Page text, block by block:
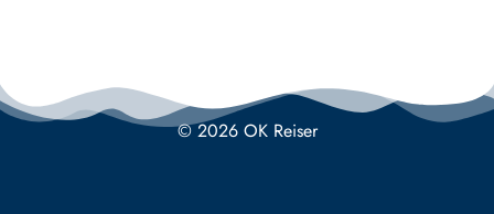
© 2026 OK Reiser